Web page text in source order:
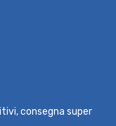
consegna super